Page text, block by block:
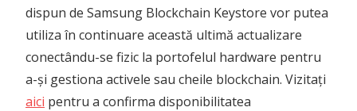
dispun de Samsung Blockchain Keystore vor putea
utiliza în continuare această ultimă actualizare
conectându-se fizic la portofelul hardware pentru
a-și gestiona activele sau cheile blockchain. Vizitați
aici pentru a confirma disponibilitatea